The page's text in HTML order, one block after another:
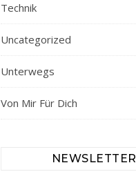
Technik
Uncategorized
Unterwegs
Von Mir Für Dich
NEWSLETTER